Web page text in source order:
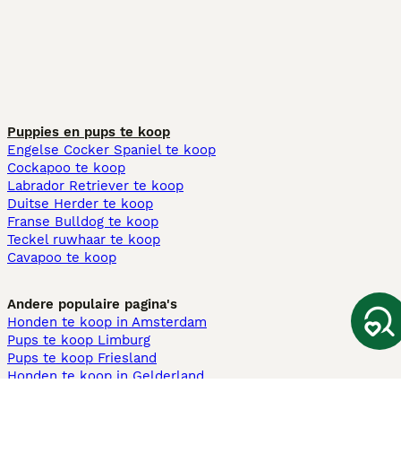
Puppies en pups te koop
Engelse Cocker Spaniel te koop
Cockapoo te koop
Labrador Retriever te koop
Duitse Herder te koop
Franse Bulldog te koop
Teckel ruwhaar te koop
Cavapoo te koop
Andere populaire pagina's
Honden te koop in Amsterdam
Pups te koop Limburg​
Pups te koop Friesland​
Honden te koop in Gelderland